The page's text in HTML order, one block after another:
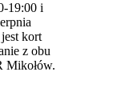
19:00 i
kort
z obu
Mikołów.